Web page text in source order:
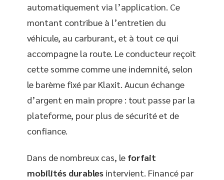
automatiquement via l’application. Ce
montant contribue à l’entretien du
véhicule, au carburant, et à tout ce qui
accompagne la route. Le conducteur reçoit
cette somme comme une indemnité, selon
le barème fixé par Klaxit. Aucun échange
d’argent en main propre : tout passe par la
plateforme, pour plus de sécurité et de
confiance.
Dans de nombreux cas, le forfait
mobilités durables intervient. Financé par